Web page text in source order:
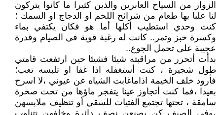
الزوار من السياح العابرين والذين كثيرا ما كانوا يتركون
لنا علبا بها طعام من شرائح اللحم او الدجاج او السمك ؛
كنت وحدي استطيب أكلها أما هو فكان يكتفي بماء
وكسرة خبز وتمر.. كانت له رغبة قوية في الصيام وقدرة
عجيبة على تحمل الجوع..
بدأت أتحرر من مراقبته شيئا فشيئا حين ارتفعت قامتي
طول شجيرة ، كنت أستغفله اذا غفا او تلبسه تعب؛
فأرود خلف الخيمة اذاماغابت الشياه عن عيوني ،لا اسرح
بعيدا ،فما كنت أتجاوز عينا يتفجر ماؤها من تحت صخرة
سامقة ، تحتها تجتمع الفتيات للسقي أو تنظيف ملابسهن